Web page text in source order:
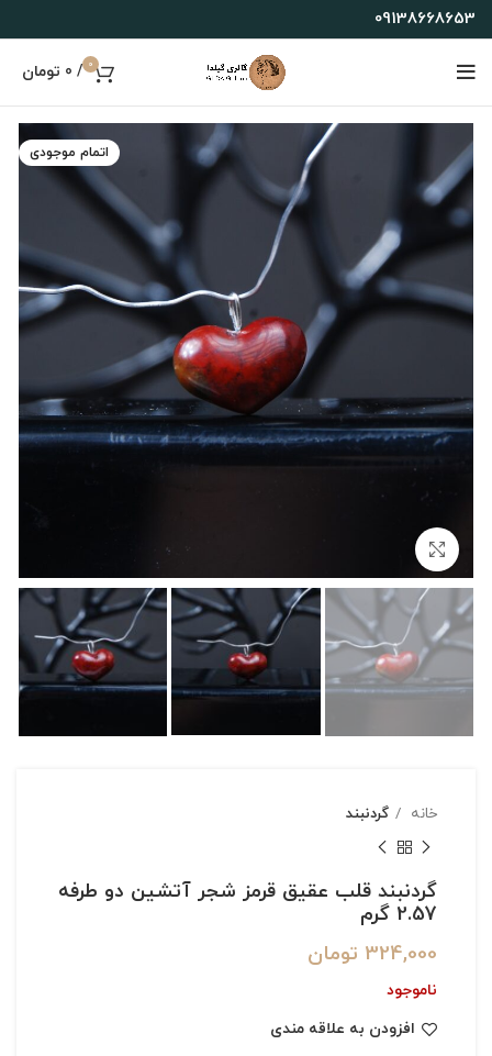
09138668653
0
/
0 تومان
اتمام موجودی
خانه گردنبند
گردنبند قلب عقیق قرمز شجر آتشین دو طرفه
2.57 گرم
324,000 تومان
ناموجود
افزودن به علاقه مندی